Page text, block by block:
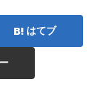
はてブ